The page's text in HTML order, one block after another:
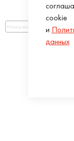
cookie
и
данных